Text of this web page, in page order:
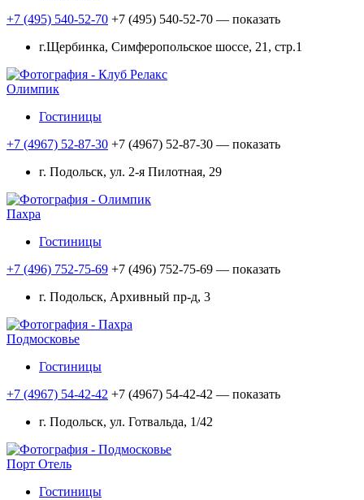
+7 (495) 540-52-70 +7 (495) 540-52-70 — показать
г.Щербинка, Симферопольское шоссе, 21, стр.1
Олимпик
Гостиницы
+7 (4967) 52-87-30 +7 (4967) 52-87-30 — показать
г. Подольск, ул. 2-я Пилотная, 29
Пахра
Гостиницы
+7 (496) 752-75-69 +7 (496) 752-75-69 — показать
г. Подольск, Архивный пр-д, 3
Подмосковье
Гостиницы
+7 (4967) 54-42-42 +7 (4967) 54-42-42 — показать
г. Подольск, ул. Готвальда, 1/42
Порт Отель
Гостиницы